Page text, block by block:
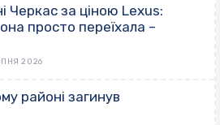
Черкас за ціною Lexus:
просто переїхала –
2026
районі загинув